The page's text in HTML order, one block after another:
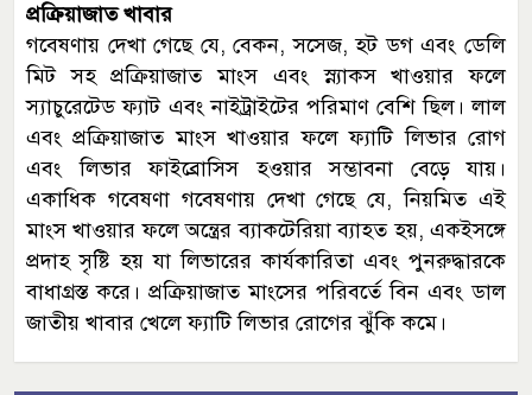
প্রক্রিয়াজাত খাবার
গবেষণায় দেখা গেছে যে, বেকন, সসেজ, হট ডগ এবং ডেলি
মিট সহ প্রক্রিয়াজাত মাংস এবং স্ন্যাকস খাওয়ার ফলে
স্যাচুরেটেড ফ্যাট এবং নাইট্রাইটের পরিমাণ বেশি ছিল। লাল
এবং প্রক্রিয়াজাত মাংস খাওয়ার ফলে ফ্যাটি লিভার রোগ
এবং লিভার ফাইব্রোসিস হওয়ার সম্ভাবনা বেড়ে যায়।
একাধিক গবেষণা গবেষণায় দেখা গেছে যে, নিয়মিত এই
মাংস খাওয়ার ফলে অন্ত্রের ব্যাকটেরিয়া ব্যাহত হয়, একইসঙ্গে
প্রদাহ সৃষ্টি হয় যা লিভারের কার্যকারিতা এবং পুনরুদ্ধারকে
বাধাগ্রস্ত করে। প্রক্রিয়াজাত মাংসের পরিবর্তে বিন এবং ডাল
জাতীয় খাবার খেলে ফ্যাটি লিভার রোগের ঝুঁকি কমে।